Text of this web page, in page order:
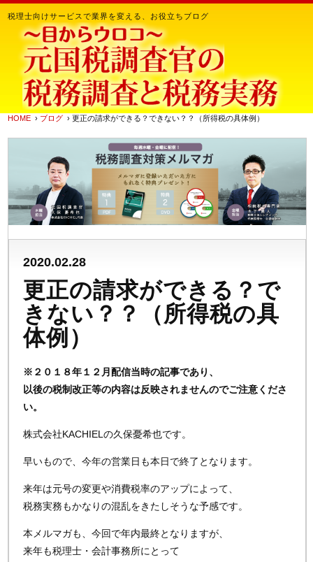
税理士向けサービスで業界を変える、お役立ちブログ
HOME › ブログ › 更正の請求ができる？できない？？（所得税の具体例）
2020.02.28
更正の請求ができる？で
きない？？（所得税の具
体例）
※２０１８年１２月配信当時の記事であり、
以後の税制改正等の内容は反映されませんのでご注意くださ
い。
株式会社KACHIELの久保憂希也です。
早いもので、今年の営業日も本日で終了となります。
来年は元号の変更や消費税率のアップによって、
税務実務もかなりの混乱をきたしそうな予感です。
本メルマガも、今回で年内最終となりますが、
来年も税理士・会計事務所にとって